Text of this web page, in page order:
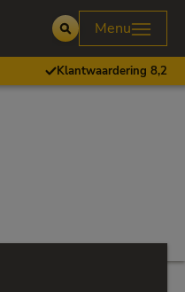
Open
Menu
Klantwaardering 8,2